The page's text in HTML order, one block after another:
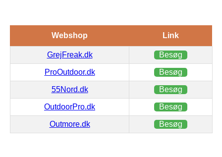
Webshop Link
GrejFreak.dk Besøg
ProOutdoor.dk Besøg
55Nord.dk Besøg
OutdoorPro.dk Besøg
Outmore.dk Besøg